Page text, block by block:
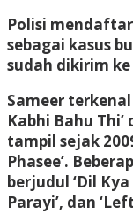
Polisi
sebagai kasus
sudah dikirim
Sameer
Kabhi Bahu Thi’
tampil sejak
Phasee’.
berjudul ‘Dil Kya
Parayi’, dan